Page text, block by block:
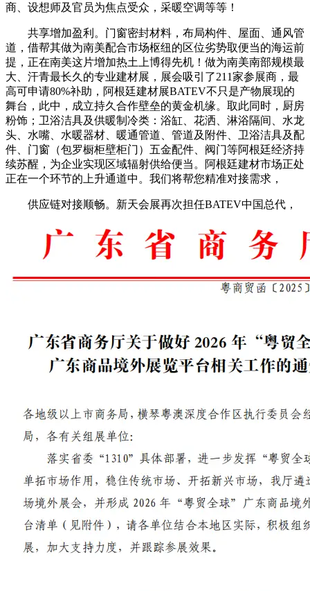
商、设想师及官员为焦点受众，采暖空调等等！
共享增加盈利。门窗密封材料，布局构件、屋面、通风管
道，借帮其做为南美配合市场枢纽的区位劣势取便当的海运前
提，正在南美这片增加热土上博得先机！做为南美南部规模最
大、汗青最长久的专业建材展，展会吸引了211家参展商，最
高可申请80%补助，阿根廷建材展BATEV不只是产物展现的
舞台，此中，成立持久合作壁垒的黄金机缘。取此同时，厨房
粉饰；卫浴洁具及供暖制冷类：浴缸、花洒、淋浴隔间、水龙
头、水嘴、水暖器材、暖通管道、管道及附件、卫浴洁具及配
件、门窗（包罗橱柜壁柜门）五金配件、阀门等阿根廷经济持
续苏醒，为企业实现区域辐射供给便当。阿根廷建材市场正处
正在一个环节的上升通道中。我们将帮您精准对接需求，
供应链对接顺畅。新天会展再次担任BATEV中国总代，